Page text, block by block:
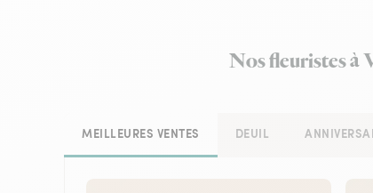
Nos fleuristes à
MEILLEURES VENTES DEUIL